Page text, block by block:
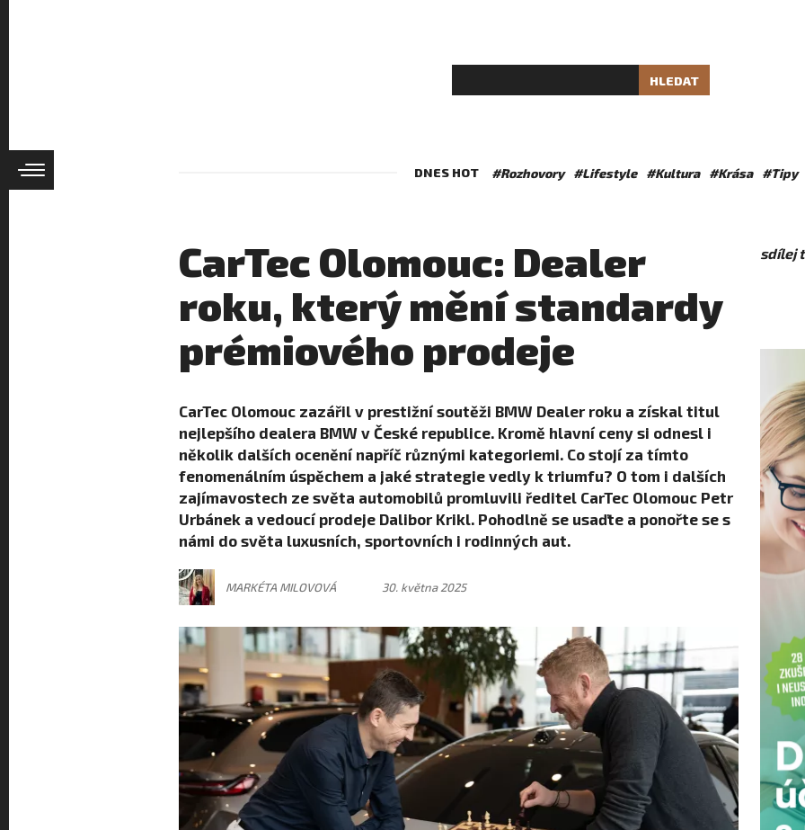
HLEDAT
DNES HOT #Rozhovory #Lifestyle #Kultura #Krása #Tipy
CarTec Olomouc: Dealer
roku, který mění standardy
prémiového prodeje
CarTec Olomouc zazářil v prestižní soutěži BMW Dealer roku a získal titul
nejlepšího dealera BMW v České republice. Kromě hlavní ceny si odnesl i
několik dalších ocenění napříč různými kategoriemi. Co stojí za tímto
fenomenálním úspěchem a jaké strategie vedly k triumfu? O tom i dalších
zajímavostech ze světa automobilů promluvili ředitel CarTec Olomouc Petr
Urbánek a vedoucí prodeje Dalibor Krikl. Pohodlně se usaďte a ponořte se s
námi do světa luxusních, sportovních i rodinných aut.
MARKÉTA MILOVOVÁ 30. května 2025
sdílej